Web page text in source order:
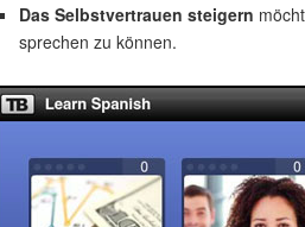
Das Selbstvertrauen steigern
sprechen zu können.